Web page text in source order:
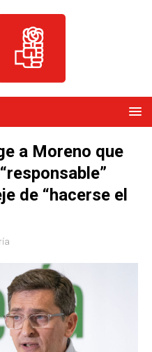
a Moreno que
de “hacerse el